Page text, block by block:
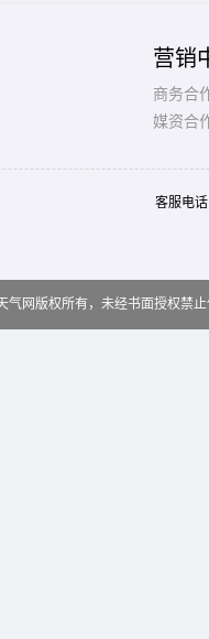
营销
商务合
媒资合
客服电
气网版权所有，未经书面授权